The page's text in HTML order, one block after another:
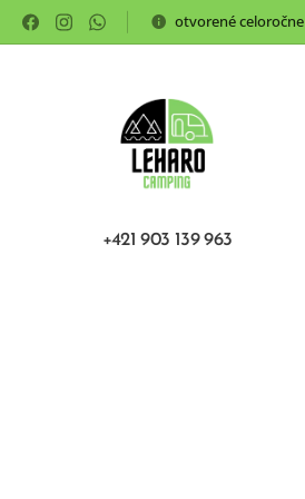
otvorené celoročne
+421 903 139 963